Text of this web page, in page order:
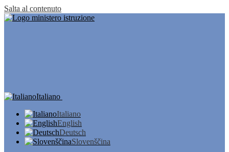
Salta al contenuto
Italiano
Italiano
English
Deutsch
Slovenščina